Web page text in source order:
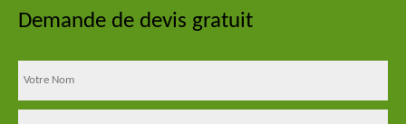
Demande de devis gratuit